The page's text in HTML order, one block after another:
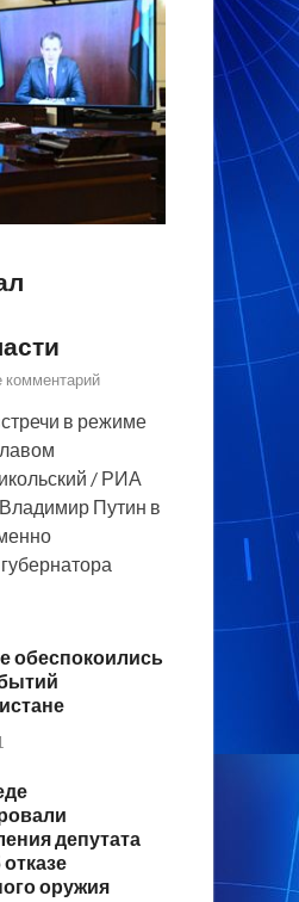
комментарий
в режиме
/ РИА
Путин в
обеспокоились
депутата
оружия